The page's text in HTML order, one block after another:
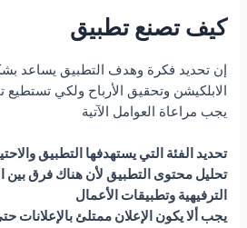
كيف تصنع تطبيق
الابلكيشن وتحقيق الأرباح ولكي تستطيع
يجب مراعاة العوامل الآتية
.تحديد الفئة التي يستهدفها التطبيق
الترفيهية وتطبيقات الأعمال